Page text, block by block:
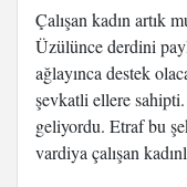
Çalışan kadın artık
Üzülünce derdini
ağlayınca destek
şevkatli ellere
geliyordu. Etraf bu
vardiya çalışan